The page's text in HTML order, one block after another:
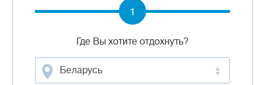
Где Вы хотите отдохнуть?
Беларусь
1